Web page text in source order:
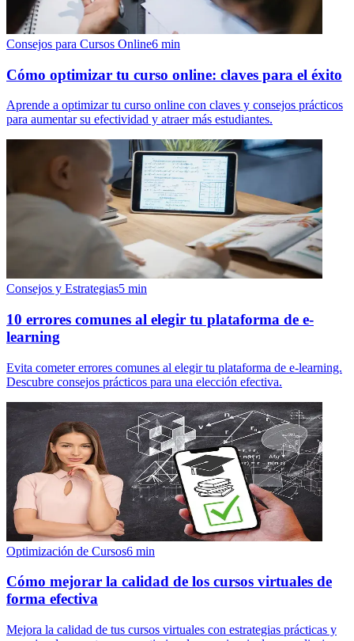
Consejos para Cursos Online6 min
Cómo optimizar tu curso online: claves para el éxito
Aprende a optimizar tu curso online con claves y consejos prácticos
para aumentar su efectividad y atraer más estudiantes.
Consejos y Estrategias5 min
10 errores comunes al elegir tu plataforma de e-
learning
Evita cometer errores comunes al elegir tu plataforma de e-learning.
Descubre consejos prácticos para una elección efectiva.
Optimización de Cursos6 min
Cómo mejorar la calidad de los cursos virtuales de
forma efectiva
Mejora la calidad de tus cursos virtuales con estrategias prácticas y